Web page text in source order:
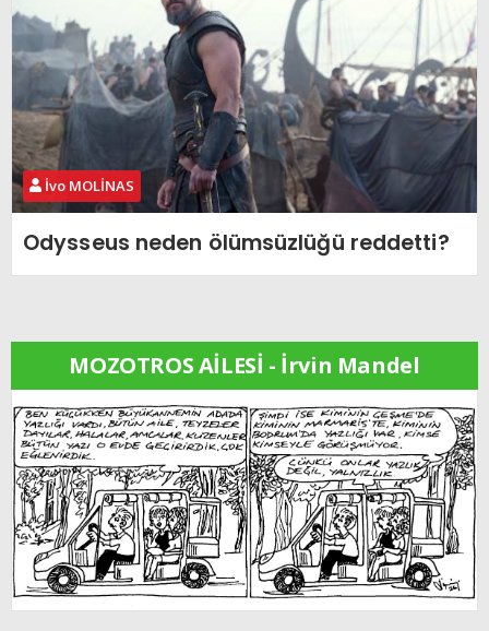
İvo MOLİNAS
Odysseus neden ölümsüzlüğü reddetti?
MOZOTROS AİLESİ - İrvin Mandel